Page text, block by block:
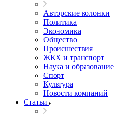
Авторские колонки
Политика
Экономика
Общество
Происшествия
ЖКХ и транспорт
Наука и образование
Спорт
Культура
Новости компаний
Статьи